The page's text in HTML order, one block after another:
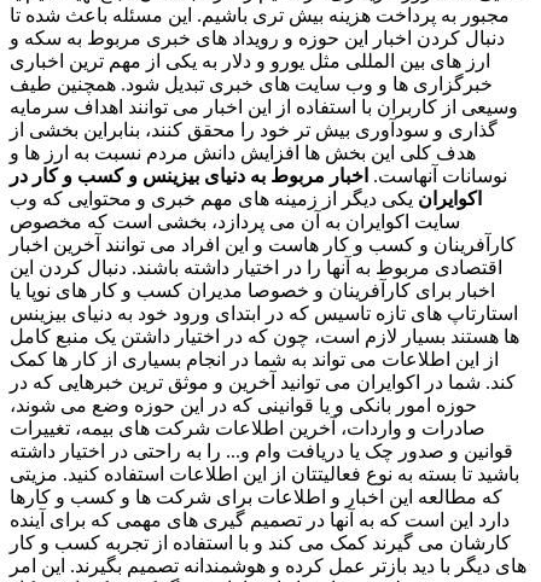
مجبور به پرداخت هزینه بیش تری باشیم. این مسئله باعث شده تا
دنبال کردن اخبار این حوزه و رویداد های خبری مربوط به سکه و
ارز های بین المللی مثل یورو و دلار به یکی از مهم ترین اخباری
خبرگزاری ها و وب سایت های خبری تبدیل شود. همچنین طیف
وسیعی از کاربران با استفاده از این اخبار می توانند اهداف سرمایه
گذاری و سودآوری بیش تر خود را محقق کنند، بنابراین بخشی از
هدف کلی این بخش ها افزایش دانش مردم نسبت به ارز ها و
نوسانات آنهاست. اخبار مربوط به دنیای بیزینس و کسب و کار در
اکوایران یکی دیگر از زمینه های مهم خبری و محتوایی که وب
سایت اکوایران به آن می پردازد، بخشی است که مخصوص
کارآفرینان و کسب و کار هاست و این افراد می توانند آخرین اخبار
اقتصادی مربوط به آنها را در اختیار داشته باشند. دنبال کردن این
اخبار برای کارآفرینان و خصوصا مدیران کسب و کار های نوپا یا
استارتاپ های تازه تاسیس که در ابتدای ورود خود به دنیای بیزینس
ها هستند بسیار لازم است، چون که در اختیار داشتن یک منبع کامل
از این اطلاعات می تواند به شما در انجام بسیاری از کار ها کمک
کند. شما در اکوایران می توانید آخرین و موثق ترین خبرهایی که در
حوزه امور بانکی و یا قوانینی که در این حوزه وضع می شوند،
صادرات و واردات، آخرین اطلاعات شرکت های بیمه، تغییرات
قوانین و صدور چک یا دریافت وام و... را به راحتی در اختیار داشته
باشید تا بسته به نوع فعالیتتان از این اطلاعات استفاده کنید. مزیتی
که مطالعه این اخبار و اطلاعات برای شرکت ها و کسب و کارها
دارد این است که به آنها در تصمیم گیری های مهمی که برای آینده
کارشان می گیرند کمک می کند و با استفاده از تجربه کسب و کار
های دیگر با دید بازتر عمل کرده و هوشمندانه تصمیم بگیرند. این امر